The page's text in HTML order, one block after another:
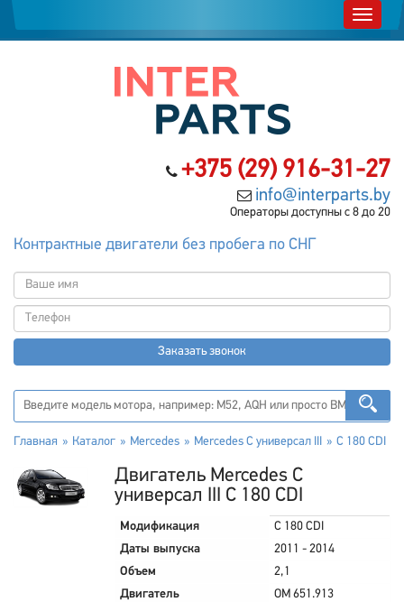
+375 (29) 916-31-27
info@interparts.by
Операторы доступны с 8 до 20
Контрактные двигатели без пробега по СНГ
Заказать звонок
Главная Каталог Mercedes Mercedes C универсал III C 180 CDI
Двигатель Mercedes C
универсал III C 180 CDI
Модификация
C 180 CDI
Даты выпуска
2011 - 2014
Объем
2,1
Двигатель
OM 651.913